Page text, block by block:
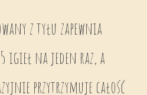
z tyłu zapewnia
igieł na jeden raz, a
przytrzymuje całość